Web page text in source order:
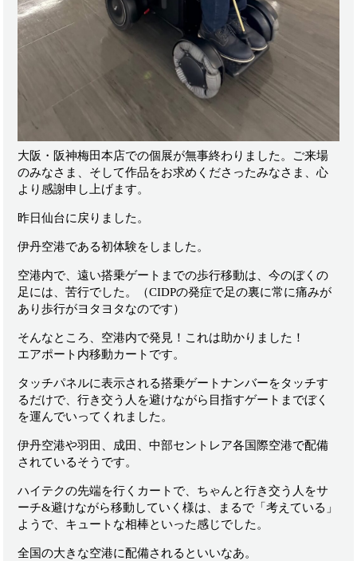
大阪・阪神梅田本店での個展が無事終わりました。ご来場
のみなさま、そして作品をお求めくださったみなさま、心
より感謝申し上げます。
昨日仙台に戻りました。
伊丹空港である初体験をしました。
空港内で、遠い搭乗ゲートまでの歩行移動は、今のぼくの
足には、苦行でした。（CIDPの発症で足の裏に常に痛みが
あり歩行がヨタヨタなのです）
そんなところ、空港内で発見！これは助かりました！
エアポート内移動カートです。
タッチパネルに表示される搭乗ゲートナンバーをタッチす
るだけで、行き交う人を避けながら目指すゲートまでぼく
を運んでいってくれました。
伊丹空港や羽田、成田、中部セントレア各国際空港で配備
されているそうです。
ハイテクの先端を行くカートで、ちゃんと行き交う人をサ
ーチ&避けながら移動していく様は、まるで「考えている」
ようで、キュートな相棒といった感じでした。
全国の大きな空港に配備されるといいなあ。